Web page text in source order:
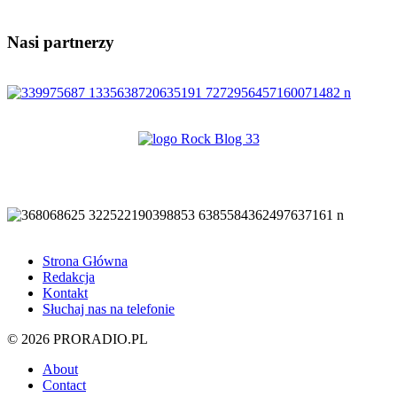
Nasi partnerzy
Strona Główna
Redakcja
Kontakt
Słuchaj nas na telefonie
© 2026 PRORADIO.PL
About
Contact